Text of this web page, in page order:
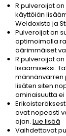
R pulveroijat
käyttöiän
Weldoxista ja
Pulveroijat on
optimoimalla
äärimmäiset
R pulveroijat
lisäämiseksi.
männänvarren
lisäten siten
ominaisuutta
ovat nopeasti
ajan. Lue lisää
Vaihdettavat